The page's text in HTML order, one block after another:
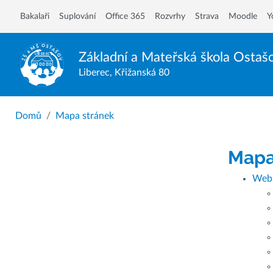
Základní a Mateřská škola
Liberec, Křižanská 80
Bakalaři Suplování Office 365 Rozvrhy Strava Moodle
Domů Mapa stránek
Web